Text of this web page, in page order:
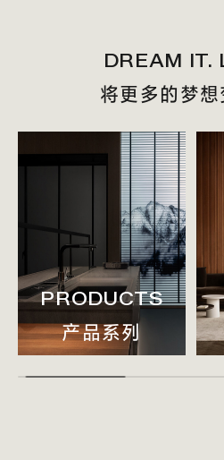
DREAM IT.
将更多的梦
PRODUCTS
产品系列